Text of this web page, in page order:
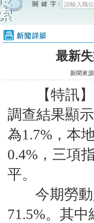
關 鍵 字：
請輸入職
新聞詳細
最新
新聞來
【特訊】
調查結果顯
為1.7%，本
0.4%，三項
平。
今期勞
71.5%。其